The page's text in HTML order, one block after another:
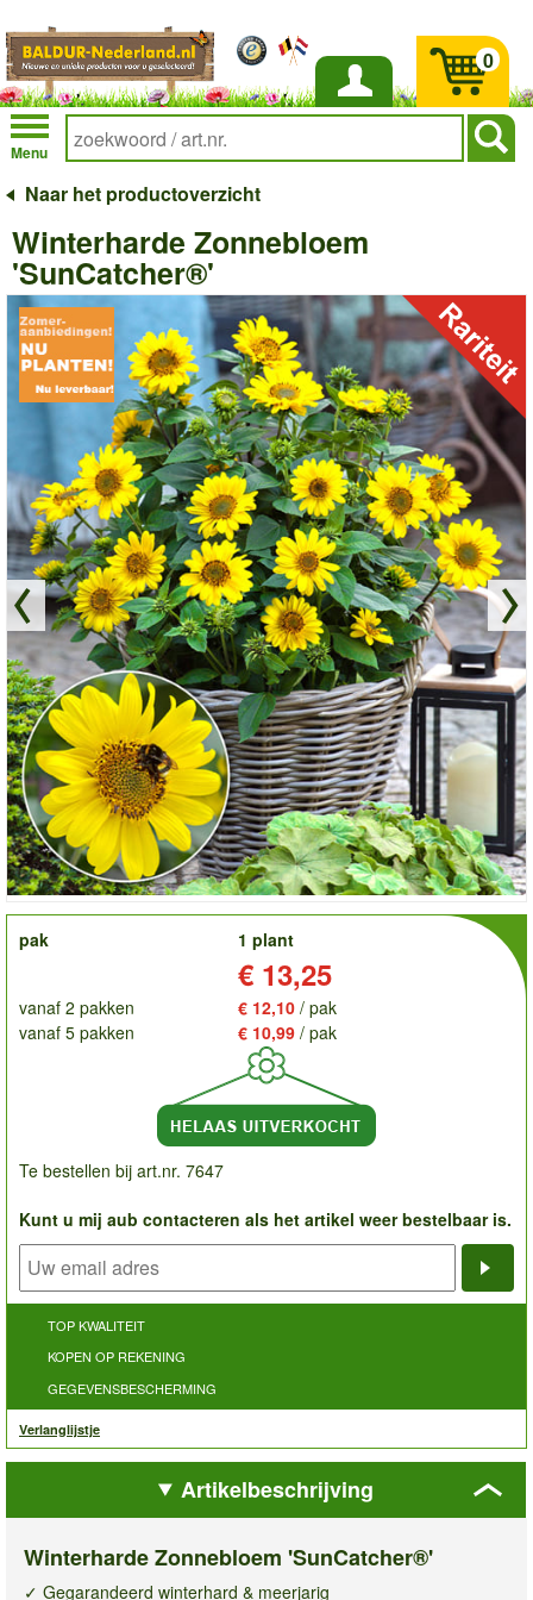
Inloggen
Menu
0
Naar het productoverzicht
Winterharde Zonnebloem
'SunCatcher®'
order
pak
1 plant
€ 13,25
vanaf 2 pakken € 12,10 / pak
vanaf 5 pakken
€ 10,99 / pak
Te bestellen bij art.nr. 7647
Kunt u mij aub contacteren als het artikel weer bestelbaar is.
TOP KWALITEIT
KOPEN OP REKENING
GEGEVENSBESCHERMING
Verlanglijstje
Artikelbeschrijving
Winterharde Zonnebloem 'SunCatcher®'
✓ Gegarandeerd winterhard & meerjarig